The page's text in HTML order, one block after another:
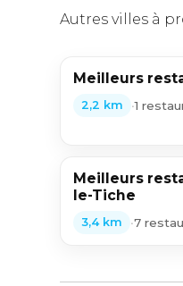
Autres villes à
Meilleurs
2,2 km •1
Meilleurs
le-Tiche
3,4 km •7